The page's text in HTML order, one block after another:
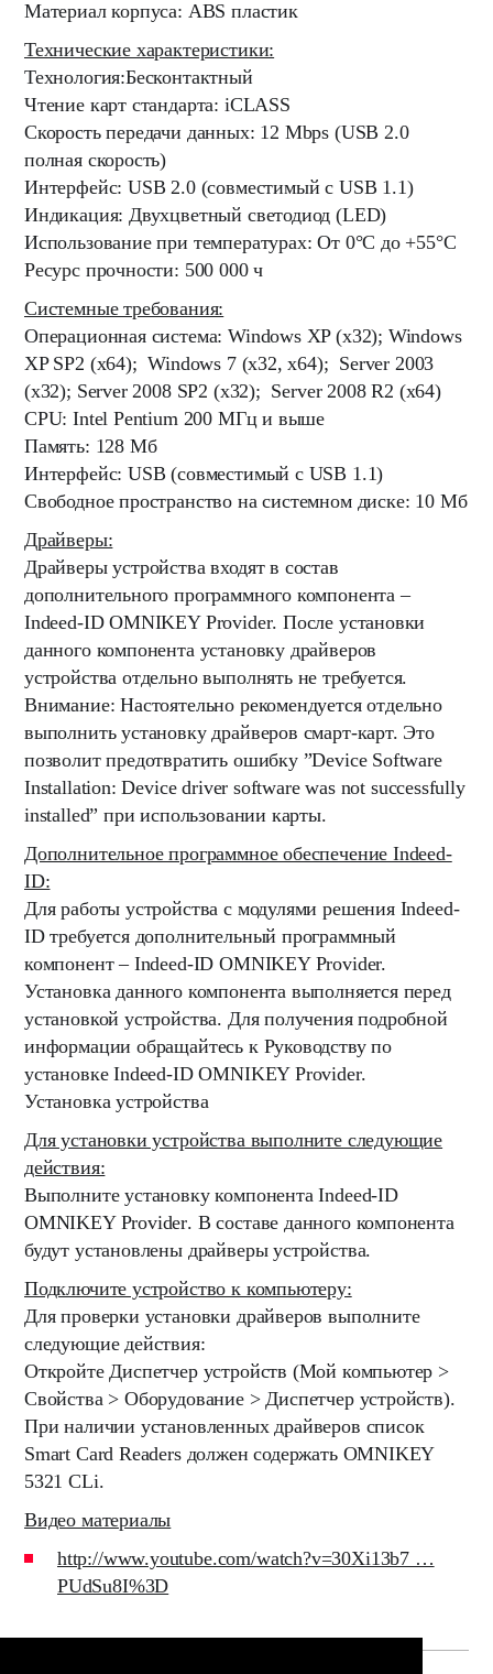
Материал корпуса: ABS пластик
Технические характеристики:
Технология:Бесконтактный
Чтение карт стандарта: iCLASS
Скорость передачи данных: 12 Mbps (USB 2.0
полная скорость)
Интерфейс: USB 2.0 (совместимый с USB 1.1)
Индикация: Двухцветный светодиод (LED)
Использование при температурах: От 0°С до +55°С
Ресурс прочности: 500 000 ч
Системные требования:
Операционная система: Windows XP (x32); Windows
XP SP2 (x64); Windows 7 (x32, x64); Server 2003
(x32); Server 2008 SP2 (x32); Server 2008 R2 (x64)
CPU: Intel Pentium 200 МГц и выше
Память: 128 Мб
Интерфейс: USB (совместимый с USB 1.1)
Свободное пространство на системном диске: 10 Мб
Драйверы:
Драйверы устройства входят в состав
дополнительного программного компонента –
Indeed-ID OMNIKEY Provider. После установки
данного компонента установку драйверов
устройства отдельно выполнять не требуется.
Внимание: Настоятельно рекомендуется отдельно
выполнить установку драйверов смарт-карт. Это
позволит предотвратить ошибку ”Device Software
Installation: Device driver software was not successfully
installed” при использовании карты.
Дополнительное программное обеспечение Indeed-
ID:
Для работы устройства с модулями решения Indeed-
ID требуется дополнительный программный
компонент – Indeed-ID OMNIKEY Provider.
Установка данного компонента выполняется перед
установкой устройства. Для получения подробной
информации обращайтесь к Руководству по
установке Indeed-ID OMNIKEY Provider.
Установка устройства
Для установки устройства выполните следующие
действия:
Выполните установку компонентаIndeed-ID
OMNIKEY Provider. В составе данного компонента
будут установлены драйверы устройства.
Подключите устройство к компьютеру:
Для проверки установки драйверов выполните
следующие действия:
Откройте Диспетчер устройств (Мой компьютер >
Свойства > Оборудование > Диспетчер устройств).
При наличии установленных драйверов список
Smart Card Readers должен содержать OMNIKEY
5321 CLi.
Видео материалы
http://www.youtube.com/watch?v=30Xi13b7 …
PUdSu8I%3D